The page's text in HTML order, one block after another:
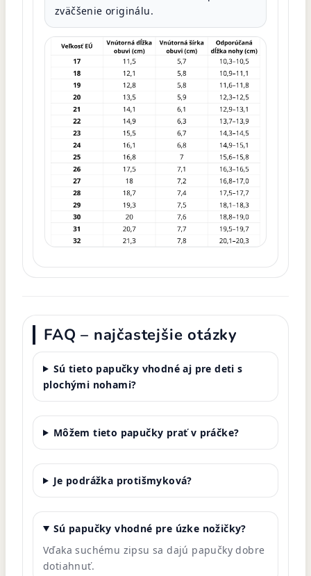
zväčšenie originálu.
FAQ – najčastejšie otázky
Sú tieto papučky vhodné aj pre deti s
plochými nohami?
Môžem tieto papučky prať v práčke?
Je podrážka protišmyková?
Sú papučky vhodné pre úzke nožičky?
Vďaka suchému zipsu sa dajú papučky dobre
dotiahnuť.